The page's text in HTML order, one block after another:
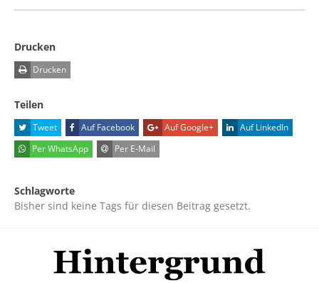
Drucken
Drucken
Teilen
Tweet Auf Facebook Auf Google+
Auf LinkedIn
Per WhatsApp
Per E-Mail
Schlagworte
Bisher sind keine Tags für diesen Beitrag gesetzt.